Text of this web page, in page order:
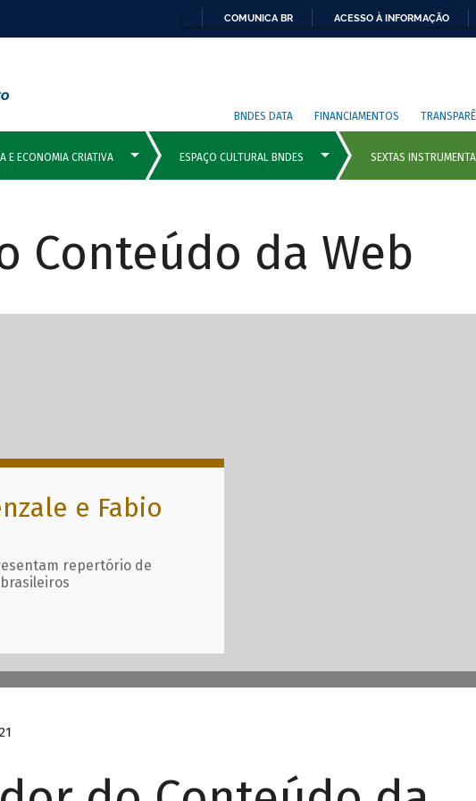
COMUNICA BR ACESSO À INFORMAÇÃO
BNDES DATA FINANCIAMENTOS
Conteúdo da Web
com
e Fabio
repertório de